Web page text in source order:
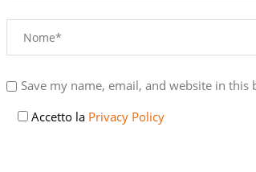
Save my name, email, and website in
Accetto la Privacy Policy